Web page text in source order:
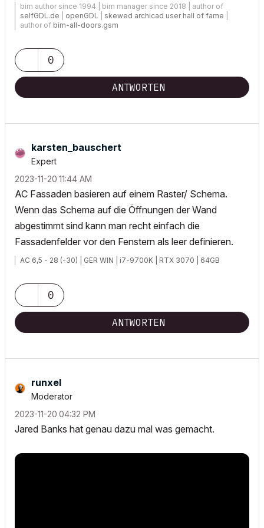
bim author since 1994 | bim manager since 2018 | author of
selfGDL.de
openGDL skewed archicad user hall of fame
author of bim-all-doors.gsm
0
ANTWORTEN
karsten_bauschert
Expert
‎2023-11-20 11:44 AM
AC Fassaden basieren auf einem Raster/ Schema.
Wenn das Schema auf die Öffnungen der Wand
abgestimmt sind kann man recht einfach die
Fassadenfelder vor den Fenstern als leer definieren.
AC 6,5 - 28 (-30) | GER WIN | i7-9700K | RTX 3070 | 64GB
0
ANTWORTEN
runxel
Moderator
‎2023-11-20 04:32 PM
Jared Banks hat genau dazu mal was gemacht.